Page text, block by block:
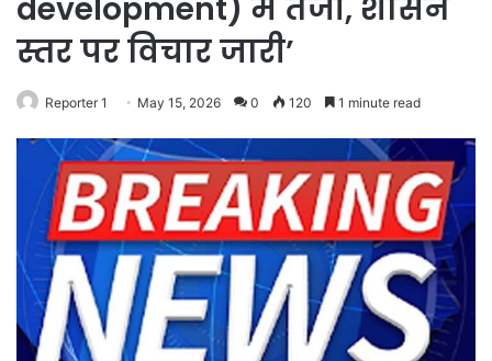
development) में तेजी, शासन
स्तर पर विचार जारी’
Reporter 1 May 15, 2026 0 120 1 minute read